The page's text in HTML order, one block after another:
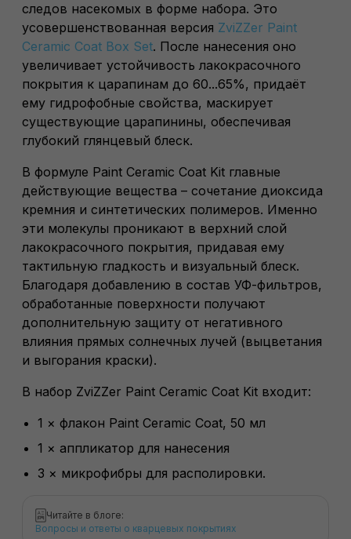
следов насекомых в форме набора. Это
усовершенствованная версия ZviZZer Paint
Ceramic Coat Box Set. После нанесения оно
увеличивает устойчивость лакокрасочного
покрытия к царапинам до 60...65%, придаёт
ему гидрофобные свойства, маскирует
существующие царапинины, обеспечивая
глубокий глянцевый блеск.
В формуле Paint Ceramic Coat Kit главные
действующие вещества – сочетание диоксида
кремния и синтетических полимеров. Именно
эти молекулы проникают в верхний слой
лакокрасочного покрытия, придавая ему
тактильную гладкость и визуальный блеск.
Благодаря добавлению в состав УФ-фильтров,
обработанные поверхности получают
дополнительную защиту от негативного
влияния прямых солнечных лучей (выцветания
и выгорания краски).
В набор ZviZZer Paint Ceramic Coat Kit входит:
1 × флакон Paint Ceramic Coat, 50 мл
1 × аппликатор для нанесения
3 × микрофибры для располировки.
Читайте в блоге:
Вопросы и ответы о кварцевых покрытиях